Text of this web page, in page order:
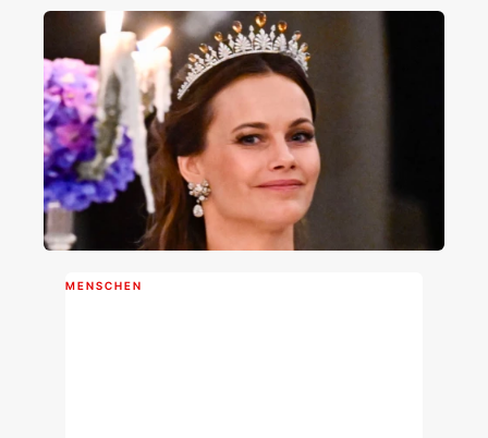
und Geistheilerin [Porträt]
MENSCHEN